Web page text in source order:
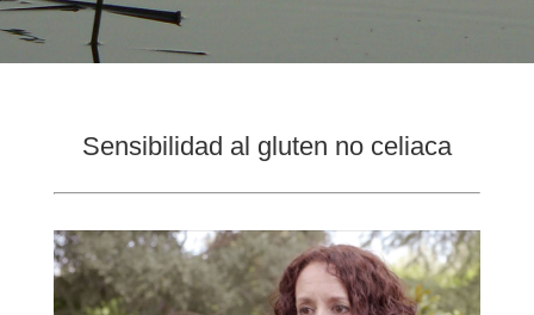
Sensibilidad al gluten no celiaca